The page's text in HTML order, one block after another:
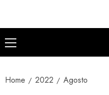
Menu
principale
Home 2022 Agosto